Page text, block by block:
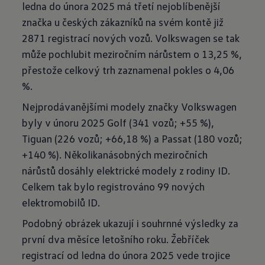
ledna do února 2025 má třetí nejoblíbenější
značka u českých zákazníků na svém kontě již
2871 registrací nových vozů. Volkswagen se tak
může pochlubit meziročním nárůstem o 13,25 %,
přestože celkový trh zaznamenal pokles o 4,06
%.
Nejprodávanějšími modely značky Volkswagen
byly v únoru 2025 Golf (341 vozů; +55 %),
Tiguan (226 vozů; +66,18 %) a Passat (180 vozů;
+140 %). Několikanásobných meziročních
nárůstů dosáhly elektrické modely z rodiny ID.
Celkem tak bylo registrováno 99 nových
elektromobilů ID.
Podobný obrázek ukazují i souhrnné výsledky za
první dva měsíce letošního roku. Žebříček
registrací od ledna do února 2025 vede trojice